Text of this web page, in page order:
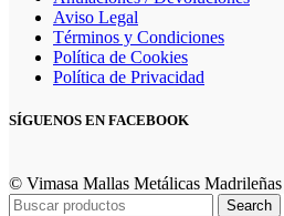
Aviso Legal
Términos y Condiciones
Política de Cookies
Política de Privacidad
SÍGUENOS EN FACEBOOK
© Vimasa Mallas Metálicas
Search